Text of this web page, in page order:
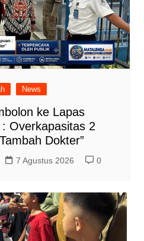
News
ke Lapas
Overkapasitas 2
Dokter”
7 Agustus 2026 0